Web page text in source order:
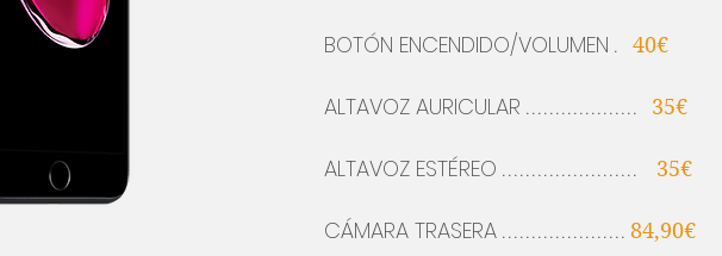
BOTÓN ENCENDIDO/VOLUMEN . 40€
ALTAVOZ AURICULAR ................... 35€
ALTAVOZ ESTÉREO ....................... 35€
CÁMARA TRASERA ..................... 84,90€